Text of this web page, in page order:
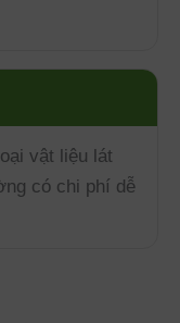
vật liệu lát
có chi phí dễ